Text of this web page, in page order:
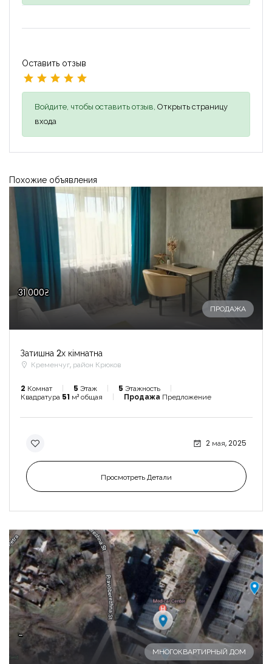
Оставить отзыв
Войдите, чтобы оставить отзыв, Открыть страницу
входа
Похожие объявления
31 000₴
ПРОДАЖА
Затишна 2х кімнатна
Кременчуг, район Крюков
2 Комнат 5 Этаж 5 Этажность
Квадратура 51 м² общая Продажа Предложение
2 мая, 2025
Просмотреть Детали
-
МНОГОКВАРТИРНЫЙ ДОМ